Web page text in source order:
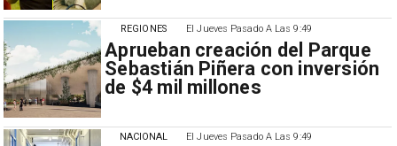
El Jueves Pasado A Las 9:49
Aprueban creación del Parque
Sebastián Piñera con inversión
de $4 mil millones
REGIONES
El Jueves Pasado A Las 9:49
NACIONAL